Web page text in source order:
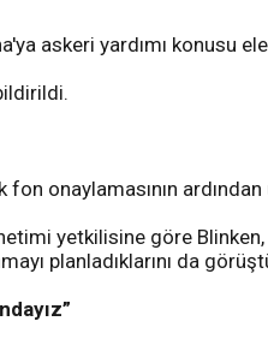
askeri yardımı konusu ele
onaylamasının
yetkilisine göre
planladıklarını da